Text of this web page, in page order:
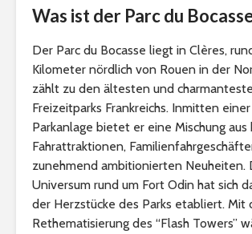
Was ist der Parc du
Der Parc du Bocasse liegt in Clères,
Kilometer nördlich von Rouen in der
zählt zu den ältesten und
Freizeitparks Frankreichs. Inmitten
Parkanlage bietet er eine Mischung aus
Fahrattraktionen,
zunehmend ambitionierten Neuheiten.
Universum rund um Fort Odin hat sich
der Herzstücke des Parks etabliert. Mit
Rethematisierung des “Flash Towers”